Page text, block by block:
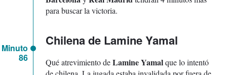
para buscar la victoria.
Minuto
86
Chilena de Lamine Yamal
Qué atrevimiento deLamine Yamalque lo intentó